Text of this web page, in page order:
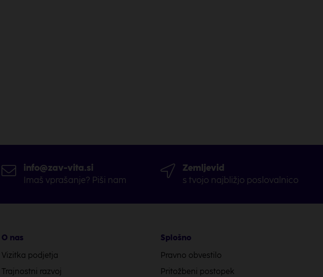
info@zav-vita.si
Imaš vprašanje? Piši nam
Zemljevid
s tvojo najbližjo poslovalnico
O nas
Vizitka podjetja
Trajnostni razvoj
Splošno
Pravno obvestilo
Pritožbeni postopek